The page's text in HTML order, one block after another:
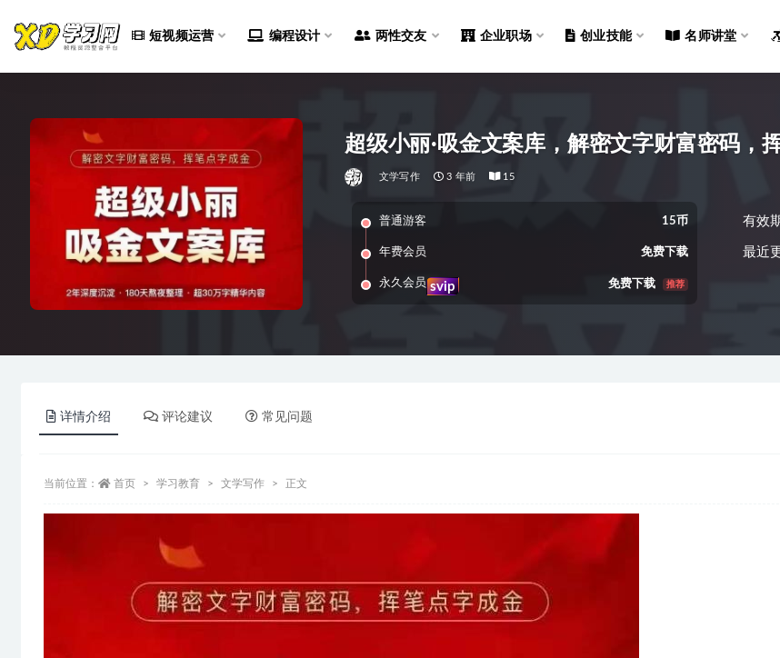
短视频运营 编程设计 两性交友 企业职场 创业技能 名师讲堂
超级小丽·吸金文案库，解密文字财富密码，
文学写作 3 年前 15
普通游客 15币
年费会员 免费下载
永久会员 svip 免费下载 推荐
有效
最近
详情介绍 评论建议 常见问题
当前位置： 首页 学习教育 文学写作 正文